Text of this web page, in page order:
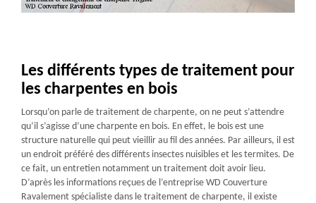
Les différents types de traitement pour
les charpentes en bois
Lorsqu’on parle de traitement de charpente, on ne peut s’attendre
qu’il s’agisse d’une charpente en bois. En effet, le bois est une
structure naturelle qui peut vieillir au fil des années. Par ailleurs, il est
un endroit préféré des différents insectes nuisibles et les termites. De
ce fait, un entretien notamment un traitement doit avoir lieu.
D’après les informations reçues de l’entreprise WD Couverture
Ravalement spécialiste dans le traitement de charpente, il existe